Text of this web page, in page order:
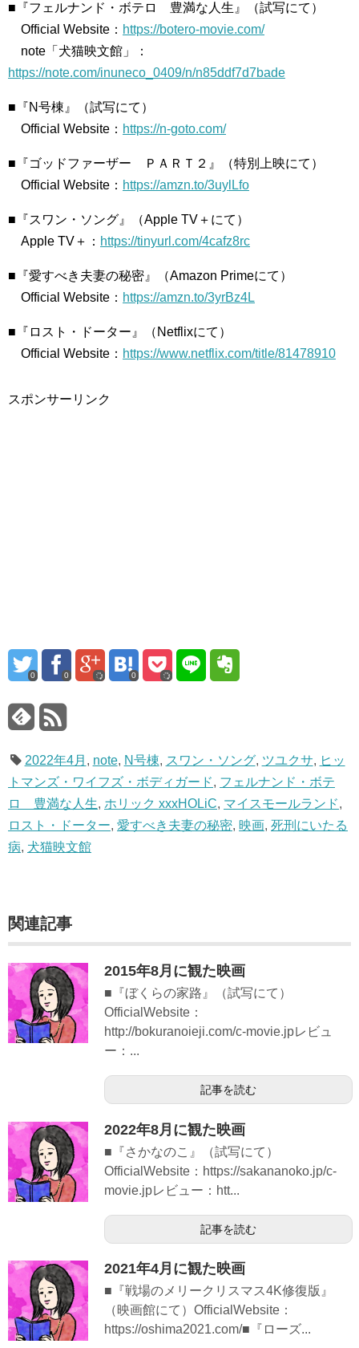
■『フェルナンド・ボテロ 豊満な人生』（試写にて）
Official Website： https://botero-movie.com/
note「犬猫映文館」：
https://note.com/inuneco_0409/n/n85ddf7d7bade
■『N号棟』（試写にて）
Official Website： https://n-goto.com/
■『ゴッドファーザー ＰＡＲＴ２』（特別上映にて）
Official Website： https://amzn.to/3uylLfo
■『スワン・ソング』（Apple TV＋にて）
Apple TV＋： https://tinyurl.com/4cafz8rc
■『愛すべき夫妻の秘密』（Amazon Primeにて）
Official Website： https://amzn.to/3yrBz4L
■『ロスト・ドーター』（Netflixにて）
Official Website： https://www.netflix.com/title/81478910
スポンサーリンク
0 0 0
2022年4月 , note, N号棟, スワン・ソング, ツユクサ, ヒッ
トマンズ・ワイフズ・ボディガード, フェルナンド・ボテ
ロ 豊満な人生, ホリック xxxHOLiC, マイスモールランド,
ロスト・ドーター, 愛すべき夫妻の秘密, 映画, 死刑にいたる
病, 犬猫映文館
関連記事
2015年8月に観た映画
■『ぼくらの家路』（試写にて）
OfficialWebsite：
http://bokuranoieji.com/c-movie.jpレビュ
ー：...
記事を読む
2022年8月に観た映画
■『さかなのこ』（試写にて）
OfficialWebsite：https://sakananoko.jp/c-
movie.jpレビュー：htt...
記事を読む
2021年4月に観た映画
■『戦場のメリークリスマス4K修復版』
（映画館にて）OfficialWebsite：
https://oshima2021.com/■『ローズ...